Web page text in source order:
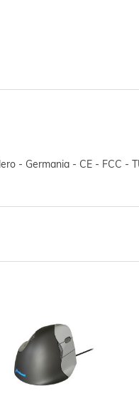
- Germania - CE - FCC -